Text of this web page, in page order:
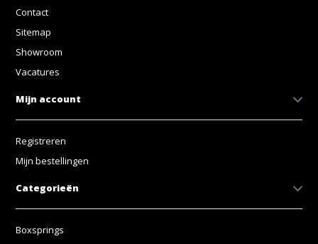
Contact
Sitemap
Showroom
Vacatures
Mijn account
Registreren
Mijn bestellingen
Categorieën
Boxsprings